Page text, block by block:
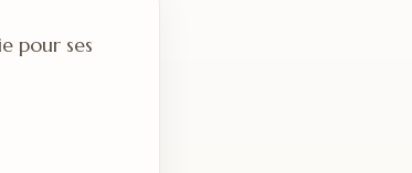
pour ses